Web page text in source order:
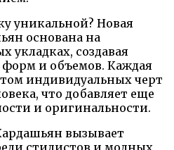
уникальной? Новая
основана на
укладках, создавая
и объемов. Каждая
индивидуальных черт
что добавляет еще
и оригинальности.
вызывает